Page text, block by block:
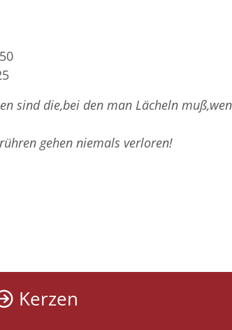
sind die,bei den man Lächeln
gehen niemals verloren!
Kerzen